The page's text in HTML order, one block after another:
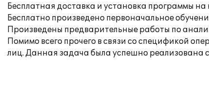
Бесплатная доставка и установка программы
Бесплатно произведено первоначальное
Произведены предварительные работы по
Помимо всего прочего в связи со спецификой
лиц. Данная задача была успешно